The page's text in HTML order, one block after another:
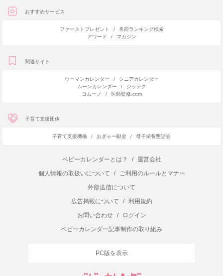
おすすめサービス
ファーストプレゼント /
名前ランキング検索
アワード
/ マガジン
関連サイト
ウーマンカレンダー /
シニアカレンダー
ムーンカレンダー
/
シッテク
ヨムーノ
/ 医師監修.com
子育て支援団体
子育て支援機構 / おぎゃー献金 / 母子栄養懇話会
ベビーカレンダーとは？ /
運営会社
個人情報の取扱いについて
/
ご利用のルールとマナー
外部送信について
広告掲載について
/
利用規約
お問い合わせ
/
ログイン
ベビーカレンダー記事制作の取り組み
PC版を表示